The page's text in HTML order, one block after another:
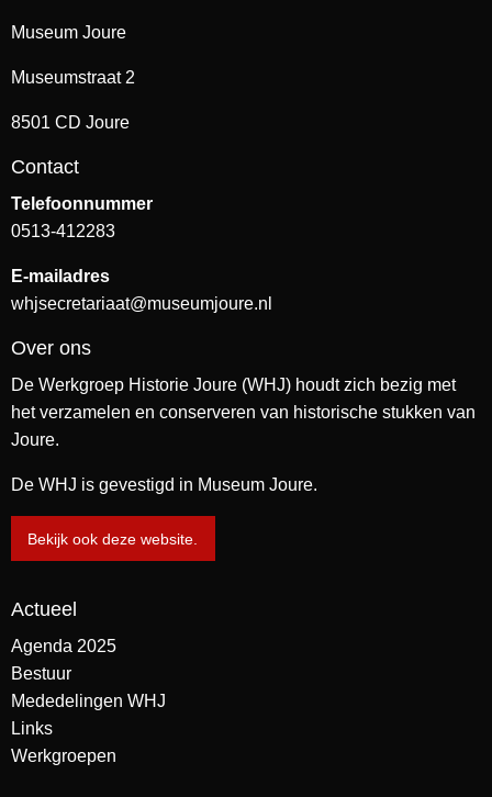
Museum Joure
Museumstraat 2
8501 CD Joure
Contact
Telefoonnummer
0513-412283
E-mailadres
whjsecretariaat@museumjoure.nl
Over ons
De Werkgroep Historie Joure (WHJ) houdt zich bezig met
het verzamelen en conserveren van historische stukken van
Joure.
De WHJ is gevestigd in Museum Joure.
Bekijk ook deze website.
Actueel
Agenda 2025
Bestuur
Mededelingen WHJ
Links
Werkgroepen